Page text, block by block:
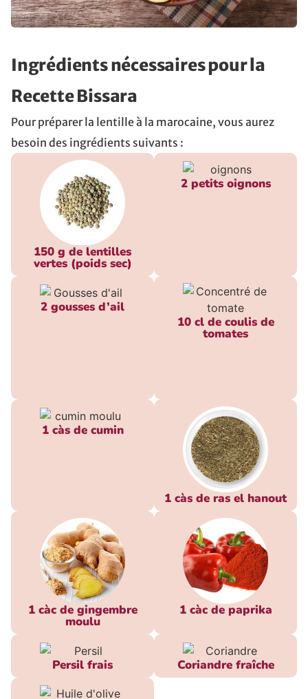
Ingrédients nécessaires pour la
Recette Bissara
Pour préparer la lentille à la marocaine, vous aurez
besoin des ingrédients suivants :
150 g de lentilles
vertes (poids sec)
2 petits oignons
2 gousses d’ail
10 cl de coulis de
tomates
1 càs de cumin
1 càs de ras el hanout
1 càc de gingembre
moulu
1 càc de paprika
Persil frais Coriandre fraîche